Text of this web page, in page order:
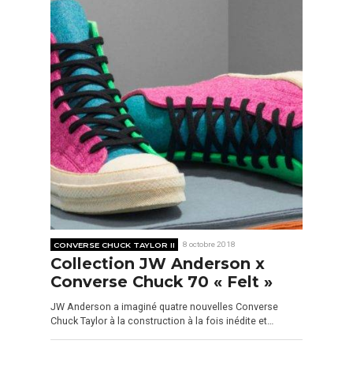
CONVERSE CHUCK TAYLOR II 8 octobre 2018
Collection JW Anderson x
Converse Chuck 70 « Felt »
JW Anderson a imaginé quatre nouvelles Converse
Chuck Taylor à la construction à la fois inédite et…